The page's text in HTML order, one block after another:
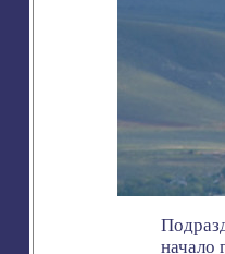
начало